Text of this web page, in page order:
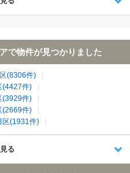
で物件が見つかりました
(8306件)
(4427件)
(3929件)
(2669件)
区(1931件)
(1873件)
(1456件)
る